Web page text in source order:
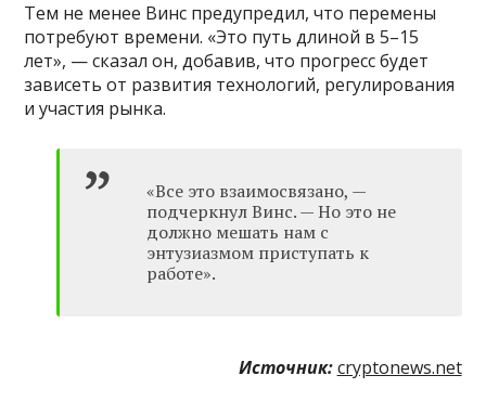
Тем не менее Винс предупредил, что перемены
потребуют времени. «Это путь длиной в 5–15
лет», — сказал он, добавив, что прогресс будет
зависеть от развития технологий, регулирования
и участия рынка.
«Все это взаимосвязано, —
подчеркнул Винс. — Но это не
должно мешать нам с
энтузиазмом приступать к
работе».
Источник: cryptonews.net